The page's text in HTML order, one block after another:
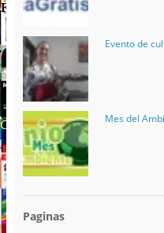
Evento de
Mes del
Paginas